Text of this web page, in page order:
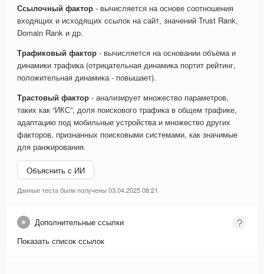
Ссылочный фактор - вычисляется на основе соотношения
входящих и исходящих ссылок на сайт, значений Trust Rank,
Domain Rank и др.
Трафиковый фактор - вычисляется на основании объёма и
динамики трафика (отрицательная динамика портит рейтинг,
положительная динамика - повышает).
Трастовый фактор - анализирует множество параметров,
таких как “ИКС”, доля поискового трафика в общем трафике,
адаптацию под мобильные устройства и множество других
факторов, признанных поисковыми системами, как значимые
для ранжирования.
Объяснить с ИИ
Данные теста были получены 03.04.2025 08:21
Дополнительные ссылки
Показать список ссылок